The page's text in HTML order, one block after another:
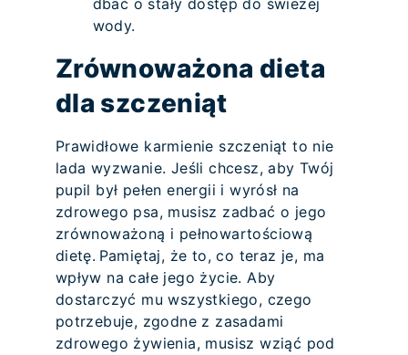
dbać o stały dostęp do świeżej
wody.
Zrównoważona dieta
dla szczeniąt
Prawidłowe karmienie szczeniąt to nie
lada wyzwanie. Jeśli chcesz, aby Twój
pupil był pełen energii i wyrósł na
zdrowego psa, musisz zadbać o jego
zrównoważoną i pełnowartościową
dietę. Pamiętaj, że to, co teraz je, ma
wpływ na całe jego życie. Aby
dostarczyć mu wszystkiego, czego
potrzebuje, zgodne z zasadami
zdrowego żywienia, musisz wziąć pod